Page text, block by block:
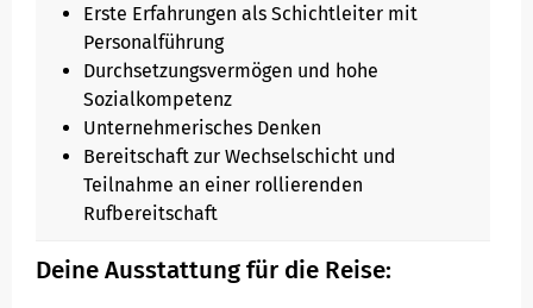
Erste Erfahrungen als Schichtleiter mit
Personalführung
Durchsetzungsvermögen und hohe
Sozialkompetenz
Unternehmerisches Denken
Bereitschaft zur Wechselschicht und
Teilnahme an einer rollierenden
Rufbereitschaft
Deine Ausstattung für die Reise: